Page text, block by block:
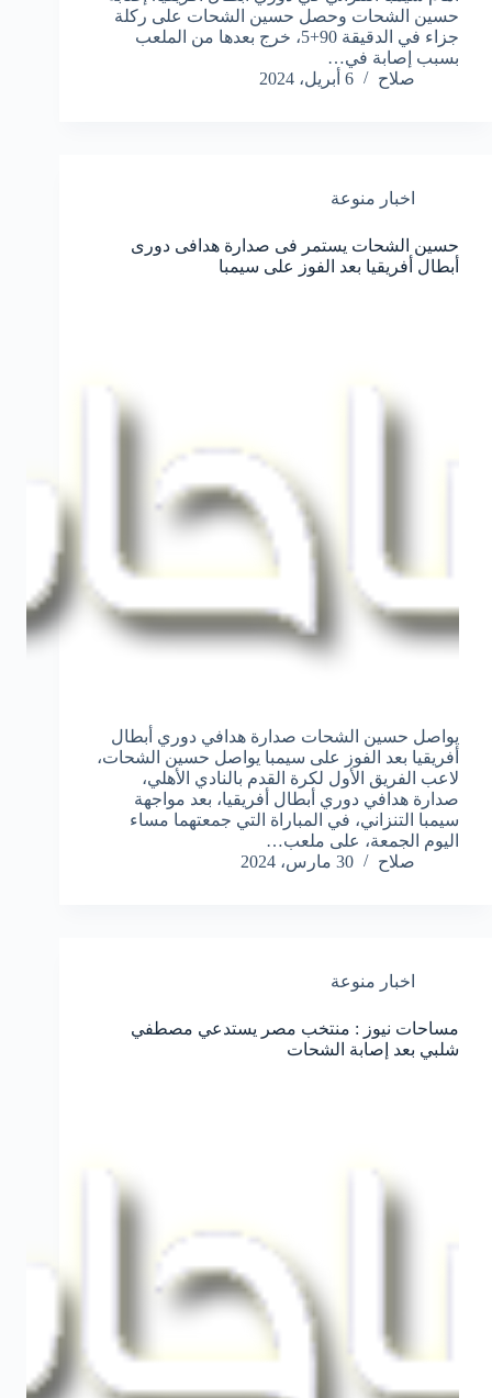
حسين الشحات وحصل حسين الشحات على ركلة
جزاء في الدقيقة 90+5، خرج بعدها من الملعب
بسبب إصابة في…
صلاح
6 أبريل، 2024
اخبار منوعة
حسين الشحات يستمر فى صدارة هدافى دورى
أبطال أفريقيا بعد الفوز على سيمبا
يواصل حسين الشحات صدارة هدافي دوري أبطال
أفريقيا بعد الفوز على سيمبا يواصل حسين الشحات،
لاعب الفريق الأول لكرة القدم بالنادي الأهلي،
صدارة هدافي دوري أبطال أفريقيا، بعد مواجهة
سيمبا التنزاني، في المباراة التي جمعتهما مساء
اليوم الجمعة، على ملعب…
صلاح
30 مارس، 2024
اخبار منوعة
مساحات نيوز : منتخب مصر يستدعي مصطفي
شلبي بعد إصابة الشحات